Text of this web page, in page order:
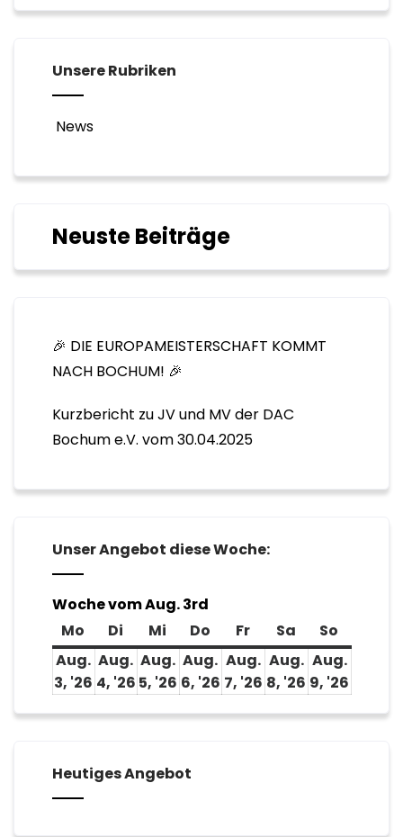
Unsere Rubriken
News
Neuste Beiträge
🎉 DIE EUROPAMEISTERSCHAFT KOMMT
NACH BOCHUM! 🎉
Kurzbericht zu JV und MV der DAC
Bochum e.V. vom 30.04.2025
Unser Angebot diese Woche:
Woche vom Aug. 3rd
Mo Montag
Di Dienstag
Mi Mittwoch
Do Donnerstag
FrFreitag
Sa Samstag
So
Aug.
3, '26 3.
Aug.
4, '26 4.
Aug.
5, '26 5.
Aug.
6, '26 6.
Aug.
7, '26 7.
Aug.
8, '26 8.
Aug.
9, '26
Heutiges Angebot